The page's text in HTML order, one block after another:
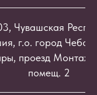
Чувашская
г.о. город
проезд
помещ. 2